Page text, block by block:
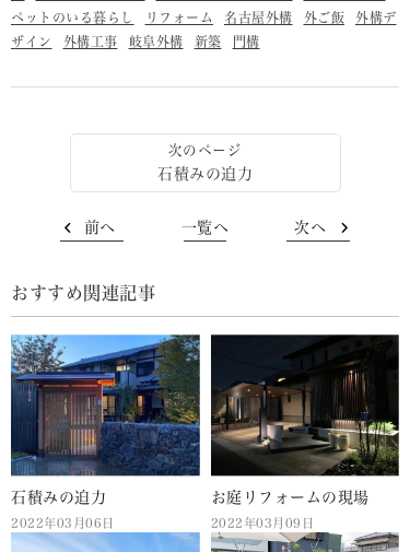
ペットのいる暮らし
リフォーム 名古屋外構 外ご飯
外構デ
ザイン
外構工事 岐阜外構 新築 門構
石積みの迫力
前へ 一覧へ 次へ
おすすめ関連記事
石積みの迫力
2022年03月06日
お庭リフォームの現場
2022年03月09日